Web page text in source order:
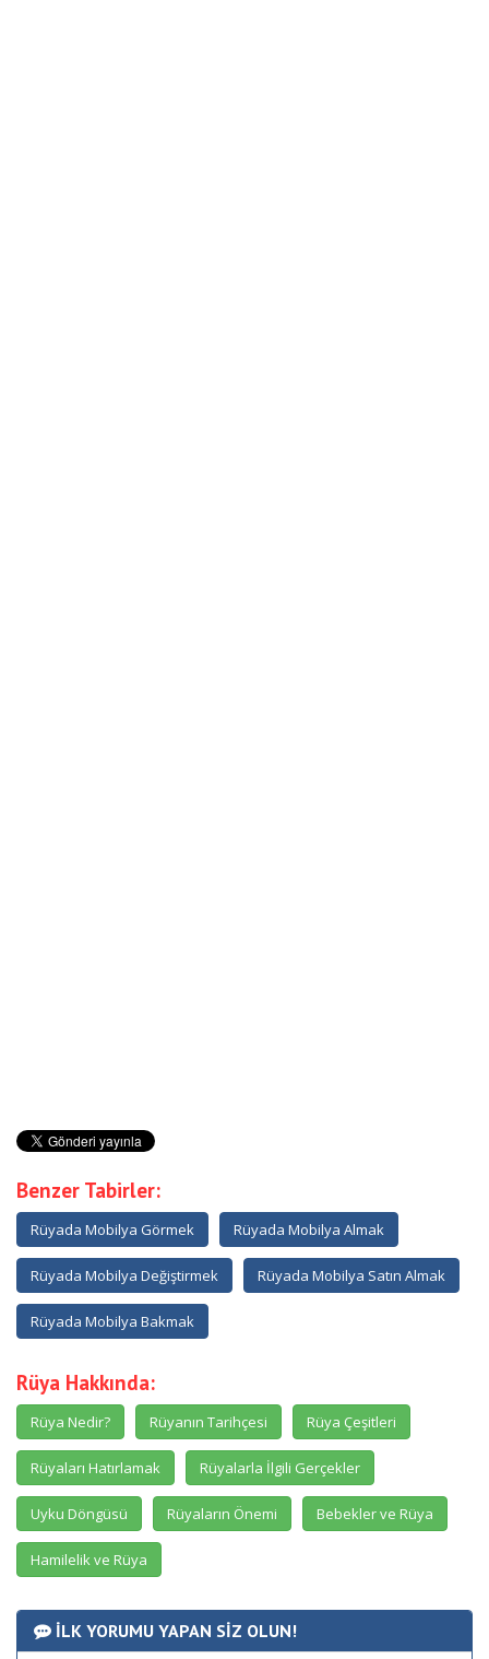
Benzer Tabirler:
Rüyada Mobilya Görmek Rüyada Mobilya Almak
Rüyada Mobilya Değiştirmek Rüyada Mobilya Satın Almak
Rüyada Mobilya Bakmak
Rüya Hakkında:
Rüya Nedir? Rüyanın Tarihçesi Rüya Çeşitleri
Rüyaları Hatırlamak Rüyalarla İlgili Gerçekler
Uyku Döngüsü Rüyaların Önemi Bebekler ve Rüya
Hamilelik ve Rüya
İLK YORUMU YAPAN SİZ OLUN!